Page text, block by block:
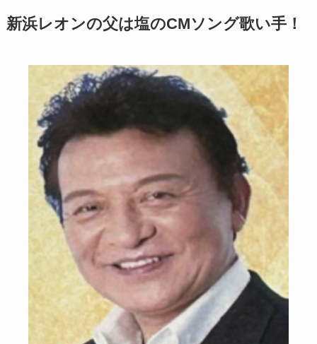
新浜レオンの父は塩のCMソング歌い手！